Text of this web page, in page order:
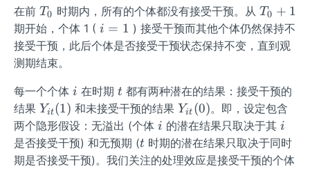
T
_
1
s,T
_0,
T_
dot
s,T
_0
+T
_1
dot
s,
N,
在前 T
_
0
T0 时期内，所有的个体都没有接受干预。从 T
_
0
T0 + 1
期开始，个体 1 ( i
=
i = 1 ) 接受干预而其他个体仍然保持不
接受干预，此后个体是否接受干预状态保持不变，直到观
测期结束。
每一个个体 i
i 在时期 t
t 都有两种潜在的结果：接受干预的
结果 Y_
{i
t}
(1)
Yit(1) 和未接受干预的结果Y_
{i
t}
(0)
Yit (0)。即，设定包含
两个隐形假设：无溢出 (个体 i
i 的潜在结果只取决于其 i
i
是否接受干预) 和无预期 (t
t 时期的潜在结果只取决于同时
期是否接受干预)。我们关注的处理效应是接受干预的个体